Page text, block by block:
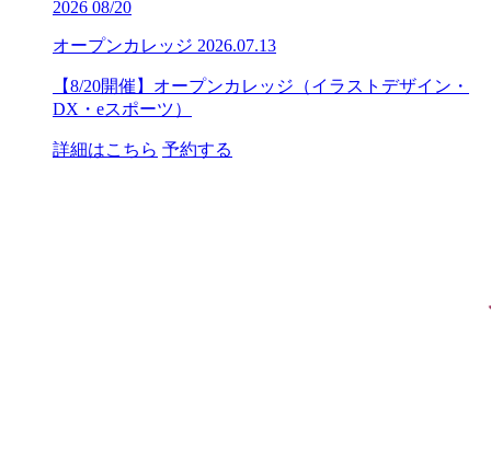
2026 08/20
オープンカレッジ 2026.07.13
【8/20開催】オープンカレッジ（イラストデザイン・
DX・eスポーツ）
詳細はこちら 予約する